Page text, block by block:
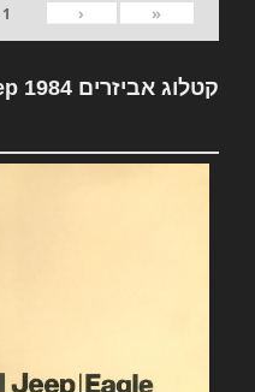
«
‹
1
קטלוג אביזרים Jeep 1984